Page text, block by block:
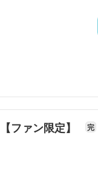
ファン限定】 完